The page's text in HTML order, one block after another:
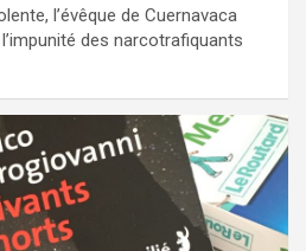
l’évêque de Cuernavaca
des narcotrafiquants